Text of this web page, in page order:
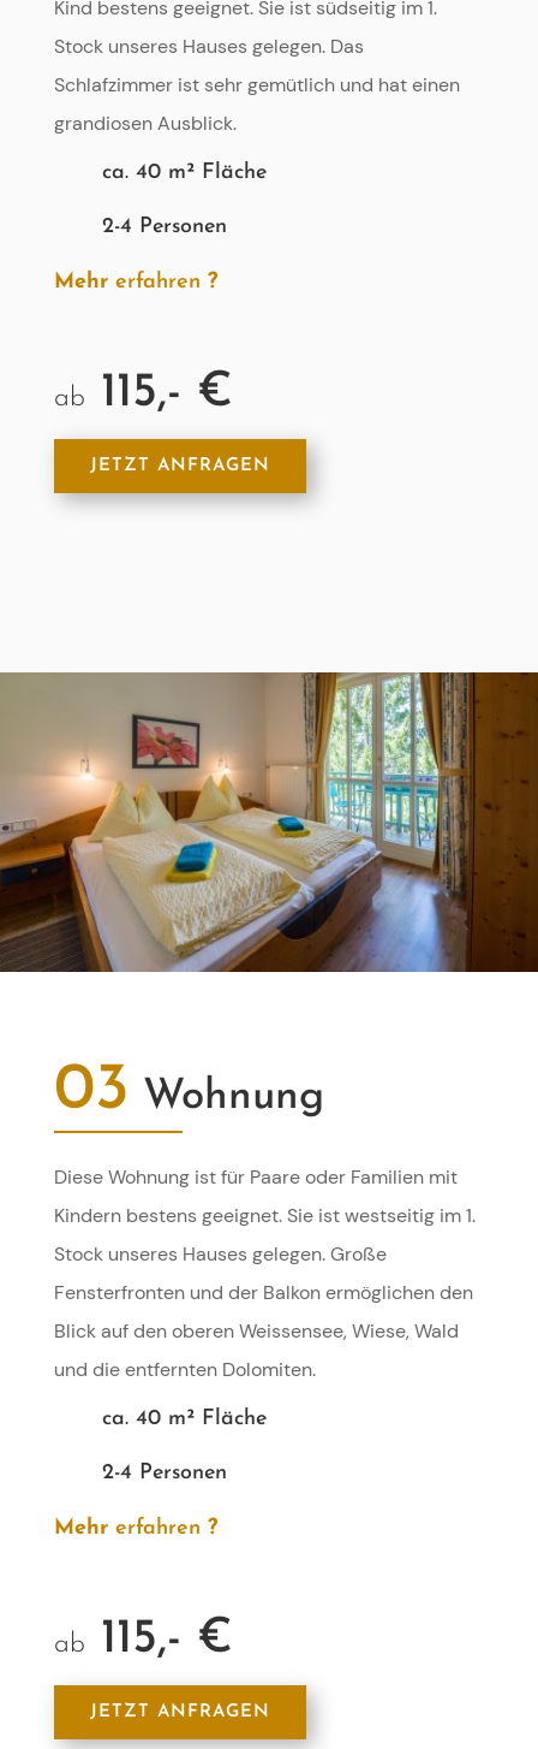
Kind bestens geeignet. Sie ist südseitig im 1.
Stock unseres Hauses gelegen. Das
Schlafzimmer ist sehr gemütlich und hat einen
grandiosen Ausblick.
ca. 40 m² Fläche
2-4 Personen
Mehrerfahren ?
ab 115,- €
JETZT ANFRAGEN
03 Wohnung
Diese Wohnung ist für Paare oder Familien mit
Kindern bestens geeignet. Sie ist westseitig im 1.
Stock unseres Hauses gelegen. Große
Fensterfronten und der Balkon ermöglichen den
Blick auf den oberen Weissensee, Wiese, Wald
und die entfernten Dolomiten.
ca. 40 m² Fläche
2-4 Personen
Mehrerfahren ?
ab 115,- €
JETZT ANFRAGEN